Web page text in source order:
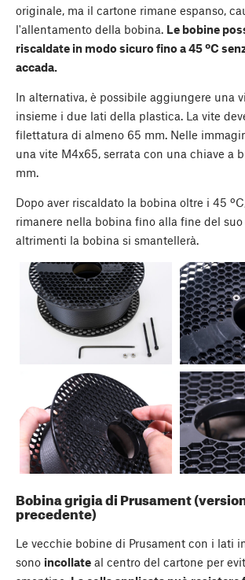
originale, ma il cartone rimane espanso,
l'allentamento della bobina. Le bobine
riscaldate in modo sicuro fino a 45 ºC
accada.
In alternativa, è possibile aggiungere una
insieme i due lati della plastica. La vite
filettatura di almeno 65 mm. Nelle
una vite M4x65, serrata con una chiave a
mm.
Dopo aver riscaldato la bobina oltre i 45
rimanere nella bobina fino alla fine del
altrimenti la bobina si smantellerà.
Bobina grigia di Prusament
precedente)
Le vecchie bobine di Prusament con i lati
sono incollate al centro del cartone per